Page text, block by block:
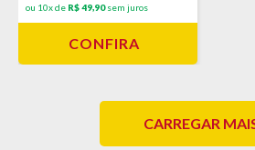
ou 10x de R$ 49,90sem juros
CONFIRA
CARREGAR